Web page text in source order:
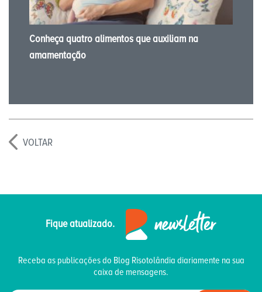
Conheça quatro alimentos que auxiliam na
amamentação
VOLTAR
Fique atualizado.
Receba as publicações do Blog Risotolândia diariamente na sua
caixa de mensagens.